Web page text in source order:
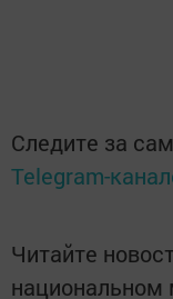
Следите за
Telegram-
Читайте